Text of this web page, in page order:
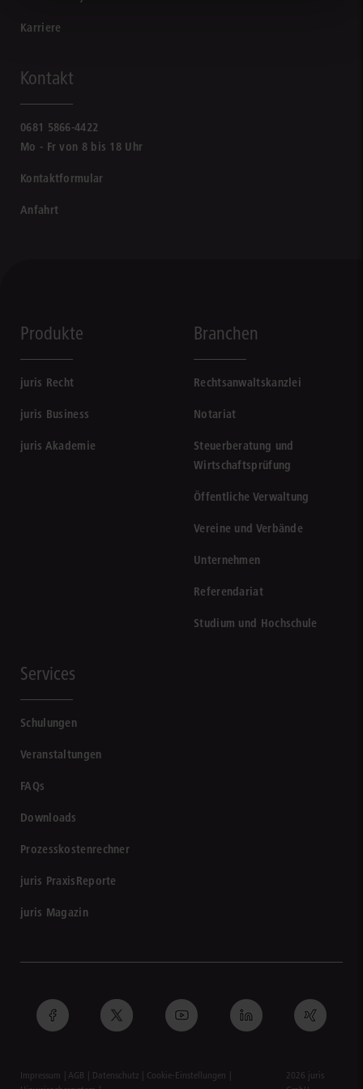
Karriere
Kontakt
0681 5866-4422
Mo - Fr von 8 bis 18 Uhr
Kontaktformular
Anfahrt
Produkte
juris Recht
juris Business
juris Akademie
Branchen
Rechtsanwaltskanzlei
Notariat
Steuerberatung und
Wirtschaftsprüfung
Öffentliche Verwaltung
Vereine und Verbände
Unternehmen
Referendariat
Studium und Hochschule
Services
Schulungen
Veranstaltungen
FAQs
Downloads
Prozesskostenrechner
juris PraxisReporte
juris Magazin
Impressum AGB Datenschutz
Cookie-Einstellungen
2026 juris